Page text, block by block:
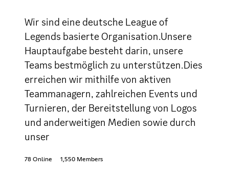
Wir sind eine deutsche League of
Legends basierte Organisation.Unsere
Hauptaufgabe besteht darin, unsere
Teams bestmöglich zu unterstützen.Dies
erreichen wir mithilfe von aktiven
Teammanagern, zahlreichen Events und
Turnieren, der Bereitstellung von Logos
und anderweitigen Medien sowie durch
unser
78 Online 1,550 Members